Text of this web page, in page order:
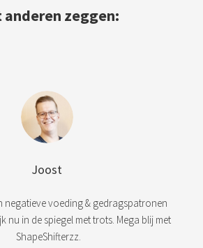
anderen zeggen:
Joost
negatieve voeding & gedragspatronen
nu in de spiegel met trots. Mega blij met
ShapeShifterzz.